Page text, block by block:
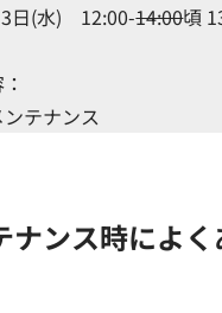
3日(水) 12:00-14:00頃
テナンス
ナンス時によ